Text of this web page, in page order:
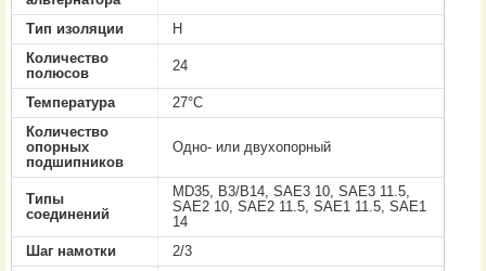
Тип изоляции
H
Количество
полюсов
24
Температура
27°C
Количество
опорных
подшипников
Одно- или двухопорный
Типы
соединений
MD35, B3/B14, SAE3 10, SAE3 11.5,
SAE2 10, SAE2 11.5, SAE1 11.5, SAE1
14
Шаг намотки
2/3